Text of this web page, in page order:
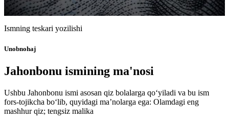
Ismning teskari yozilishi
Unobnohaj
Jahonbonu ismining ma'nosi
Ushbu Jahonbonu ismi asosan qiz bolalarga qo‘yiladi va bu ism
fors-tojikcha bo‘lib, quyidagi ma’nolarga ega: Olamdagi eng
mashhur qiz; tengsiz malika